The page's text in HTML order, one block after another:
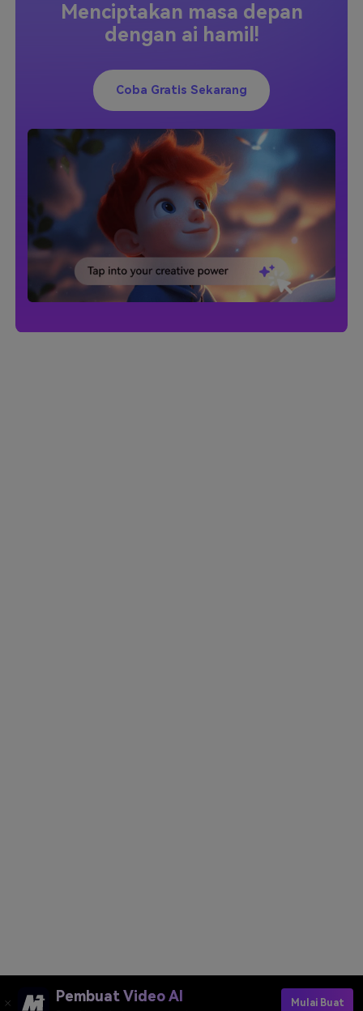
Menciptakan masa depan
dengan ai hamil!
Coba Gratis Sekarang
Pembuat Video AI Mulai Buat